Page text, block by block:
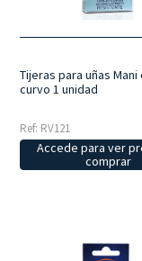
Tijeras para uñas
curvo 1 unidad
Ref: RV121
Accede para ver
comprar